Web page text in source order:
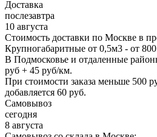
Доставка
послезавтра
10 августа
Стоимость доставки по Москве в
Крупногабаритные от 0,5м3 - от
В Подмосковье и отдаленные
руб + 45 руб/км.
При стоимости заказа меньше 500
добавляется 60 руб.
Самовывоз
сегодня
8 августа